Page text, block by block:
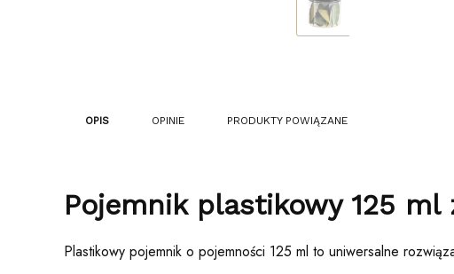
OPIS OPINIE PRODUKTY POWIĄZANE
Pojemnik plastikowy 125
Plastikowy pojemnik o pojemności 125 ml to uniwersalne